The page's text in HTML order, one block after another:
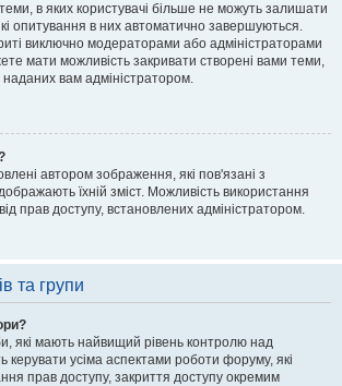
в яких користувачі більше не можуть залишати
опитування в них автоматично завершуються.
виключно модераторами або адміністраторами
мати можливість закривати створені вами теми,
наданих вам адміністратором.
автором зображення, які пов'язані з
їхній зміст. Можливість використання
прав доступу, встановлених адміністратором.
та групи
які мають найвищий рівень контролю над
усіма аспектами роботи форуму, які
прав доступу, закриття доступу окремим